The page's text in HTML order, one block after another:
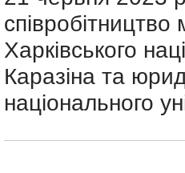
Харківського
Каразіна та
національного